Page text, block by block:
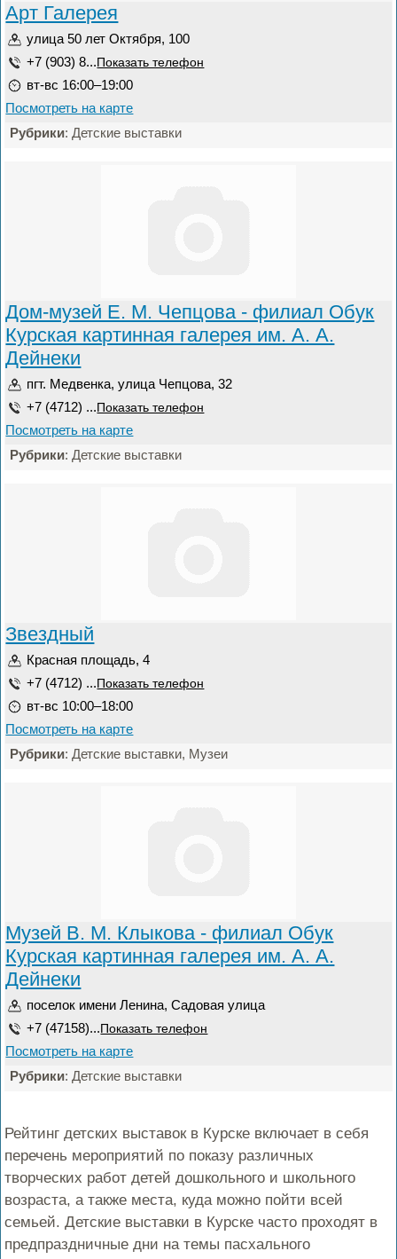
Арт Галерея
улица 50 лет Октября, 100
+7 (903) 8... Показать телефон
вт-вс 16:00–19:00
Посмотреть на карте
Рубрики: Детские выставки
Дом-музей Е. М. Чепцова - филиал Обук
Курская картинная галерея им. А. А.
Дейнеки
пгт. Медвенка, улица Чепцова, 32
+7 (4712) ... Показать телефон
Посмотреть на карте
Рубрики: Детские выставки
Звездный
Красная площадь, 4
+7 (4712) ... Показать телефон
вт-вс 10:00–18:00
Посмотреть на карте
Рубрики: Детские выставки, Музеи
Музей В. М. Клыкова - филиал Обук
Курская картинная галерея им. А. А.
Дейнеки
поселок имени Ленина, Садовая улица
+7 (47158)... Показать телефон
Посмотреть на карте
Рубрики: Детские выставки
Рейтинг детских выставок в Курске включает в себя
перечень мероприятий по показу различных
творческих работ детей дошкольного и школьного
возраста, а также места, куда можно пойти всей
семьей. Детские выставки в Курске часто проходят в
предпраздничные дни на темы пасхального